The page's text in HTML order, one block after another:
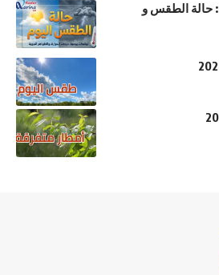
يوم الأحد 26 جويلية 2026 : حالة الطقس و